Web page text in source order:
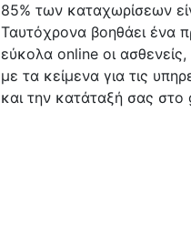
85% των καταχωρίσεων
Ταυτόχρονα βοηθάει ένα
εύκολα online οι ασθενείς,
με τα κείμενα για τις
και την κατάταξή σας στο